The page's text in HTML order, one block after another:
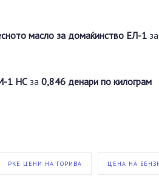
масло за домаќинство ЕЛ-1 за
1 НС за 0,846 денари по килограм
РКЕ ЦЕНИ НА ГОРИВА ЦЕНА НА